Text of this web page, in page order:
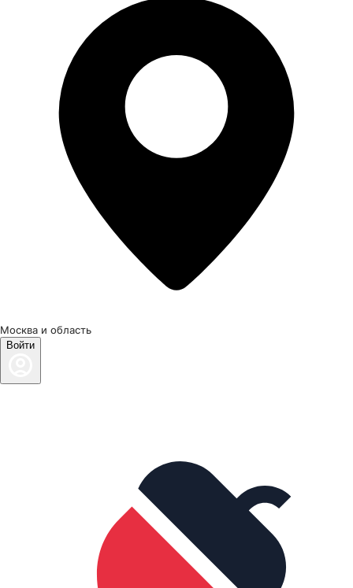
Москва и область
Войти